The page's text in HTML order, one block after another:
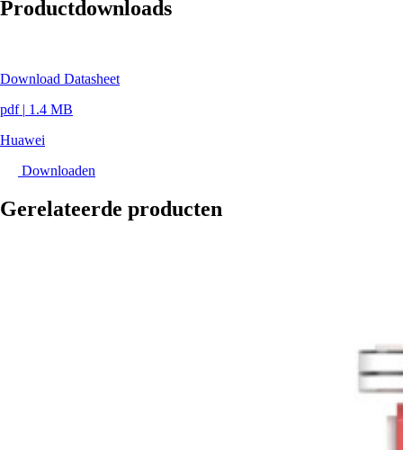
Productdownloads
Download Datasheet
pdf | 1.4 MB
Huawei
Downloaden
Gerelateerde producten